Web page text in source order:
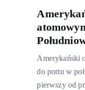
Amerykański
do portu w
pierwszy od